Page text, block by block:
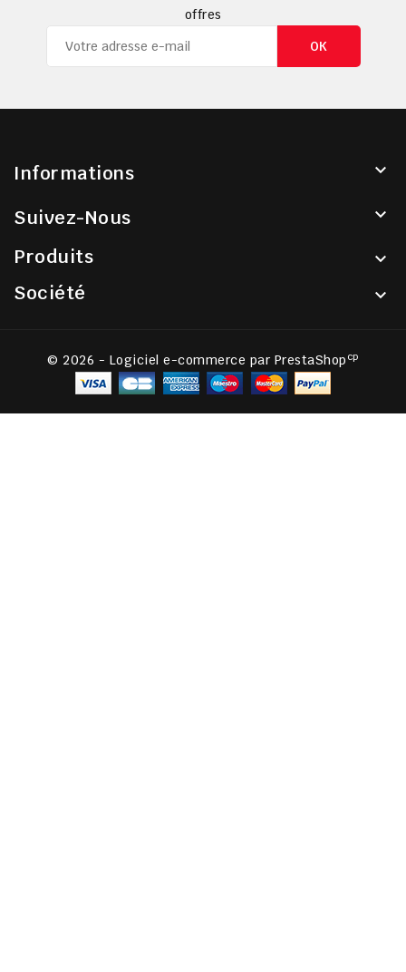
offres
Informations 
Suivez-Nous 
Produits 
Société 
© 2026 - Logiciel e-commerce par PrestaShop cp